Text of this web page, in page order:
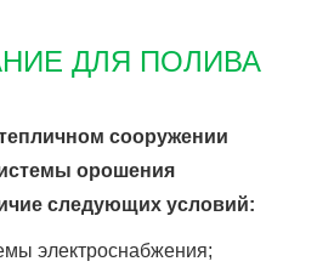
ДЛЯ ПОЛИВА
сооружении
орошения
следующих условий:
электроснабжения;